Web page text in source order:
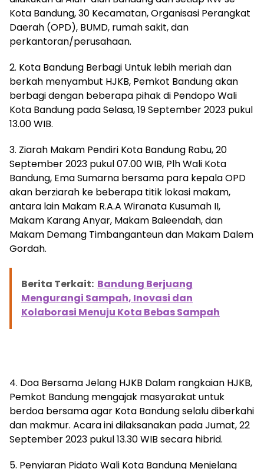
Kota Bandung, 30 Kecamatan, Organisasi Perangkat
Daerah (OPD), BUMD, rumah sakit, dan
perkantoran/perusahaan.
2. Kota Bandung Berbagi Untuk lebih meriah dan
berkah menyambut HJKB, Pemkot Bandung akan
berbagi dengan beberapa pihak di Pendopo Wali
Kota Bandung pada Selasa, 19 September 2023 pukul
13.00 WIB.
3. Ziarah Makam Pendiri Kota Bandung Rabu, 20
September 2023 pukul 07.00 WIB, Plh Wali Kota
Bandung, Ema Sumarna bersama para kepala OPD
akan berziarah ke beberapa titik lokasi makam,
antara lain Makam R.A.A Wiranata Kusumah II,
Makam Karang Anyar, Makam Baleendah, dan
Makam Demang Timbanganteun dan Makam Dalem
Gordah.
Berita Terkait: Bandung Berjuang
Mengurangi Sampah, Inovasi dan
Kolaborasi Menuju Kota Bebas Sampah
4. Doa Bersama Jelang HJKB Dalam rangkaian HJKB,
Pemkot Bandung mengajak masyarakat untuk
berdoa bersama agar Kota Bandung selalu diberkahi
dan makmur. Acara ini dilaksanakan pada Jumat, 22
September 2023 pukul 13.30 WIB secara hibrid.
5. Penyiaran Pidato Wali Kota Bandung Menjelang